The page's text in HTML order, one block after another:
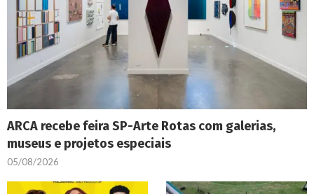
ARCA recebe feira SP-Arte Rotas com galerias,
museus e projetos especiais
05/08/2026